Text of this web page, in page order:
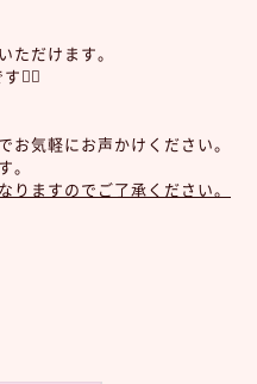
ただけます。
🙆‍♀️
お気軽にお声かけください。
。
ますのでご了承ください。